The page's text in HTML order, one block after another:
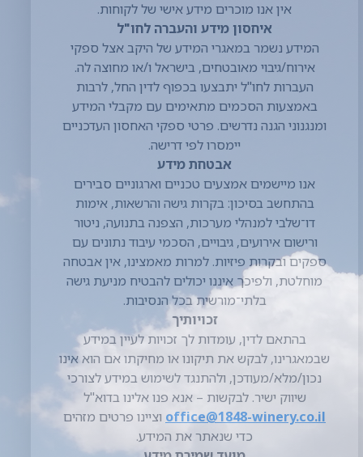
לדין החל, לרבות באמצעות הסכמים
מתאימים עם מקבלי המידע ומנגנוני הגנה
נדרשים. פרטי ספקי האחסון העדכניים יימסרו
לפי דרישה.
אבטחת מידע
אנו מיישמים אמצעים טכניים וארגוניים
סבירים בהתחשב בסיכון: בקרות גישה
והרשאות, אימות דו־שלבי למנהלי מערכות,
הצפנה בתנועה, ניטור ורישום אירועים,
גיבויים, הסכמי עיבוד נתונים עם ספקים
ובקרות פיזיות. למרות מאמצינו, אין אבטחה
מוחלטת, ולפיכך איננו יכולים להבטיח מניעת
גישה בלתי־מורשית בכל הנסיבות.
בהתאם לדין, עומדות לך זכויות לעיין במידע
שבמאגרינו, לבקש את תיקונו או מחיקתו אם
הוא אינו נכון/מלא/מעודכן, ולהתנגד לשימוש
במידע לצורכי שיווק ישיר. לבקשות – אנא פנו
אלינו בדוא"לoffice@1848-winery.co.il
וציינו פרטים מזהים כדי שנאתר את המידע.